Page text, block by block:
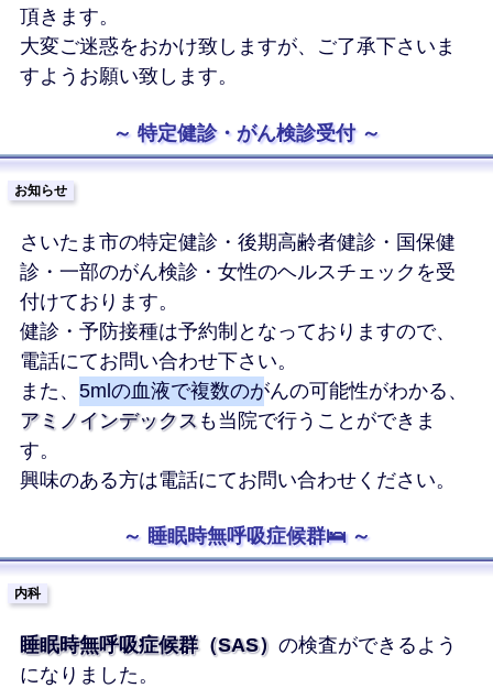
頂きます。
大変ご迷惑をおかけ致しますが、ご了承下さいま
すようお願い致します。
特定健診・がん検診受付
お知らせ
さいたま市の特定健診・後期高齢者健診・国保健
診・一部のがん検診・女性のヘルスチェックを受
付けております。
健診・予防接種は予約制となっておりますので、
電話にてお問い合わせ下さい。
また、 5mlの血液で複数のがんの可能性がわかる 、
アミノインデックス も当院で行うことができま
す。
興味のある方は電話にてお問い合わせください。
睡眠時無呼吸症候群🛌
内科
睡眠時無呼吸症候群（SAS） の検査ができるよう
になりました。